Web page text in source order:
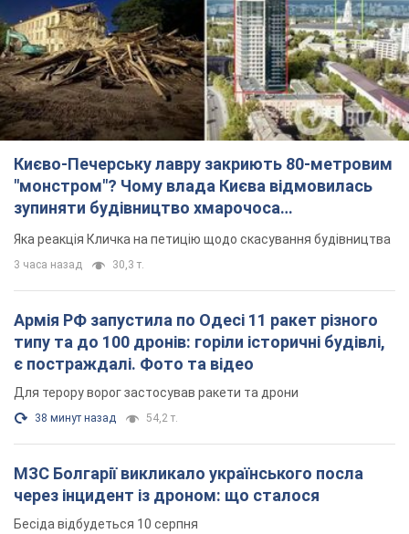
Києво-Печерську лавру закриють 80-метровим
"монстром"? Чому влада Києва відмовилась
зупиняти будівництво хмарочоса
"московського вірянина"
Яка реакція Кличка на петицію щодо скасування будівництва
3 часа назад 30,3 т.
Армія РФ запустила по Одесі 11 ракет різного
типу та до 100 дронів: горіли історичні будівлі,
є постраждалі. Фото та відео
Для терору ворог застосував ракети та дрони
38 минут назад 54,2 т.
МЗС Болгарії викликало українського посла
через інцидент із дроном: що сталося
Бесіда відбудеться 10 серпня